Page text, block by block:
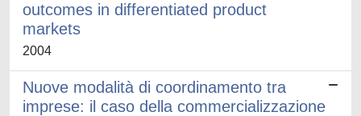
outcomes in differentiated product
markets
2004
Nuove modalità di coordinamento tra
imprese: il caso della commercializzazione